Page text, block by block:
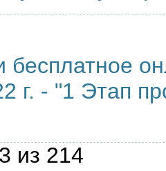
г. - "1 Этап
из 214